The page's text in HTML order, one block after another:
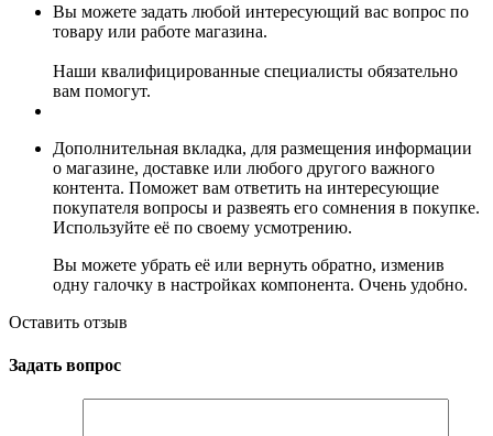
Вы можете задать любой интересующий вас вопрос по
товару или работе магазина.
Наши квалифицированные специалисты обязательно
вам помогут.
Дополнительная вкладка, для размещения информации
о магазине, доставке или любого другого важного
контента. Поможет вам ответить на интересующие
покупателя вопросы и развеять его сомнения в покупке.
Используйте её по своему усмотрению.
Вы можете убрать её или вернуть обратно, изменив
одну галочку в настройках компонента. Очень удобно.
Оставить отзыв
Задать вопрос